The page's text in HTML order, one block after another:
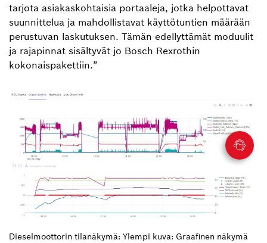
tarjota asiakaskohtaisia portaaleja, jotka helpottavat
suunnittelua ja mahdollistavat käyttötuntien määrään
perustuvan laskutuksen. Tämän edellyttämät moduulit
ja rajapinnat sisältyvät jo Bosch Rexrothin
kokonaispakettiin.”
Dieselmoottorin tilanäkymä: Ylempi kuva: Graafinen näkymä